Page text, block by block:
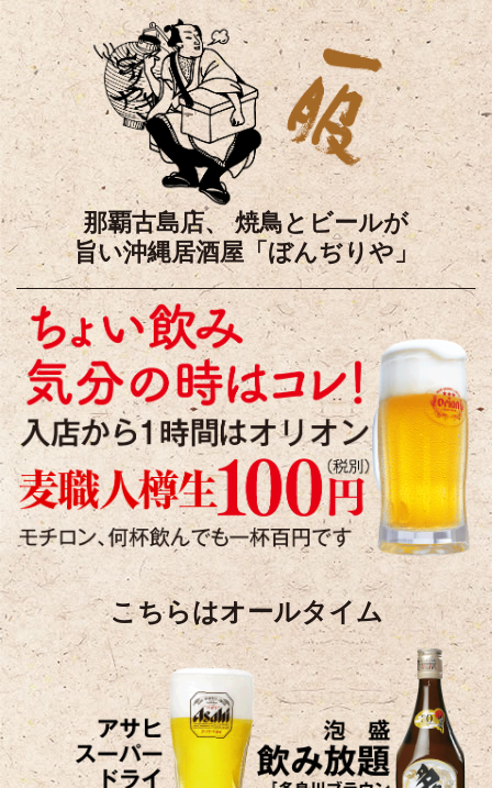
那覇古島店、 焼鳥とビールが
旨い沖縄居酒屋「ぼんぢりや」
こちらはオールタイム